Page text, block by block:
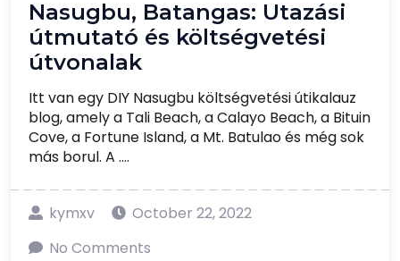
Nasugbu, Batangas: Utazási
útmutató és költségvetési
útvonalak
Itt van egy DIY Nasugbu költségvetési útikalauz
blog, amely a Tali Beach, a Calayo Beach, a Bituin
Cove, a Fortune Island, a Mt. Batulao és még sok
más borul. A ....
kymxv
October 22, 2022
No Comments